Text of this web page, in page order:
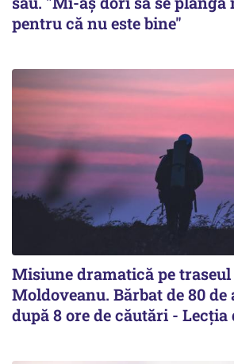
pentru că nu este bine"
Misiune dramatică pe
Moldoveanu. Bărbat de 80
după 8 ore de căutări -